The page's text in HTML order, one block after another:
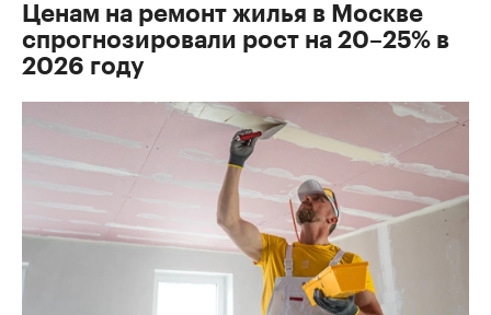
Ценам на ремонт жилья в Москве
спрогнозировали рост на 20–25% в
2026 году